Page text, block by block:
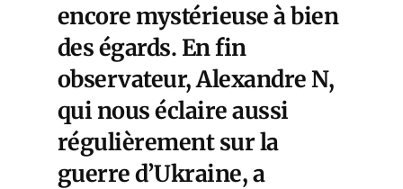
encore mystérieuse à bien
des égards. En fin
observateur, Alexandre N,
qui nous éclaire aussi
régulièrement sur la
guerre d’Ukraine, a